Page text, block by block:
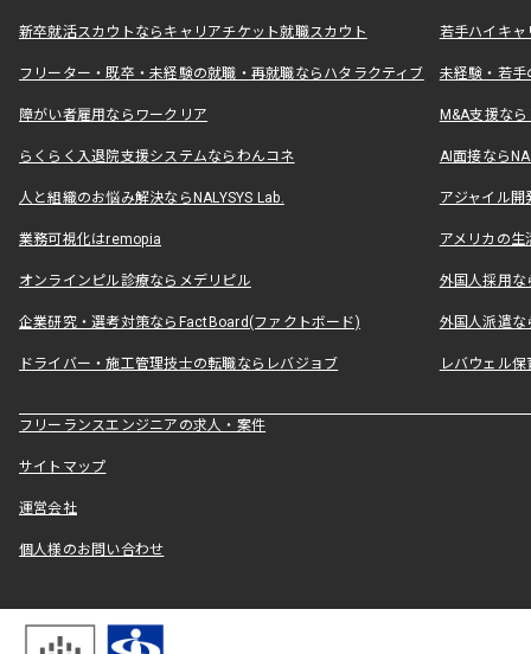
新卒就活スカウトならキャリアチケット就職スカウト 若手ハイキ
フリーター・既卒・未経験の就職・再就職ならハタラクティブ 未経験・若手
障がい者雇用ならワークリア M&A支援な
らくらく入退院支援システムならわんコネ AI面接なら
人と組織のお悩み解決ならNALYSYS Lab. アジャイル
業務可視化はremopia アメリカの
オンラインピル診療ならメデリピル 外国人採用
企業研究・選考対策ならFactBoard(ファクトボード) 外国人派遣な
ドライバー・施工管理技士の転職ならレバジョブ レバウェル
フリーランスエンジニアの求人・案件
サイトマップ
運営会社
個人様のお問い合わせ